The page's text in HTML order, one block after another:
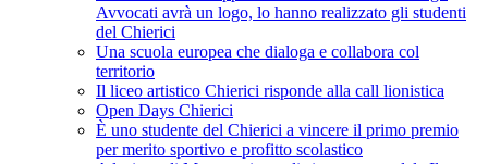
Avvocati avrà un logo, lo hanno realizzato gli studenti
del Chierici
Una scuola europea che dialoga e collabora col
territorio
Il liceo artistico Chierici risponde alla call lionistica
Open Days Chierici
È uno studente del Chierici a vincere il primo premio
per merito sportivo e profitto scolastico